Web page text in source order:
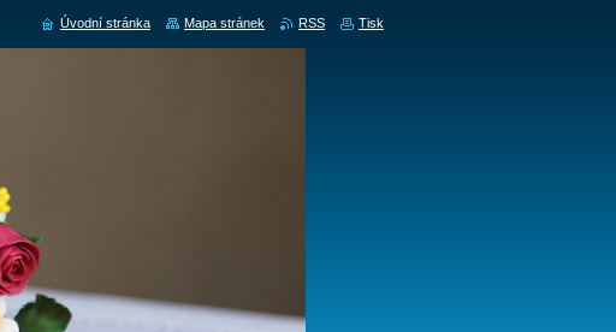
Úvodní stránka Mapa stránek RSS Tisk